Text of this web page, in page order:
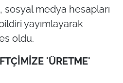
, sosyal medya hesapları
yayımlayarak
oldu.
'ÜRETME'